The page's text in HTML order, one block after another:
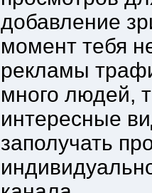
добавление
момент тебя
рекламы
много людей,
интересные
заполучать